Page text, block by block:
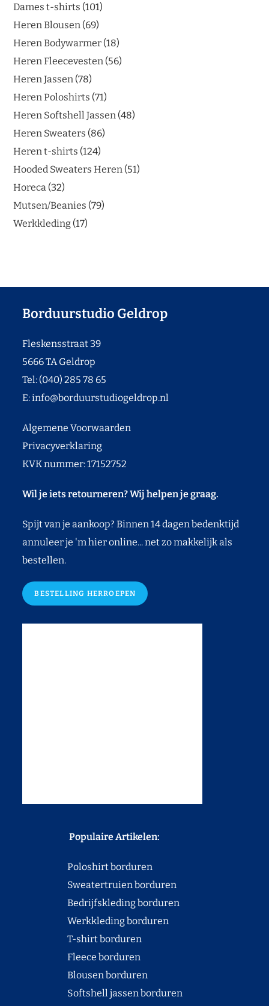
Dames t-shirts 101
Heren Blousen 69
Heren Bodywarmer 18
Heren Fleecevesten 56
Heren Jassen 78
Heren Poloshirts 71
Heren Softshell Jassen 48
Heren Sweaters 86
Heren t-shirts 124
Hooded Sweaters Heren 51
Horeca 32
Mutsen/Beanies 79
Werkkleding 17
Borduurstudio Geldrop
Fleskensstraat 39
5666 TA Geldrop
Tel: (040) 285 78 65
E:info@borduurstudiogeldrop.nl
Algemene Voorwaarden
Privacyverklaring
KVK nummer: 17152752
Wil je iets retourneren? Wij helpen je graag.
Spijt van je aankoop? Binnen 14 dagen bedenktijd
annuleer je 'm hier online... net zo makkelijk als
bestellen.
BESTELLING HERROEPEN
Populaire Artikelen:
Poloshirt borduren
Sweatertruien borduren
Bedrijfskleding borduren
Werkkleding borduren
T-shirt borduren
Fleece borduren
Blousen borduren
Softshell jassen borduren